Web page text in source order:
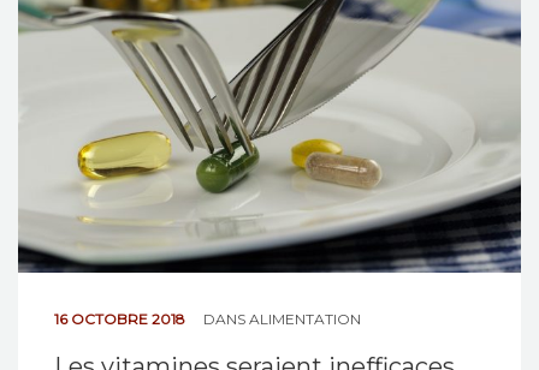
16 OCTOBRE 2018 DANS ALIMENTATION